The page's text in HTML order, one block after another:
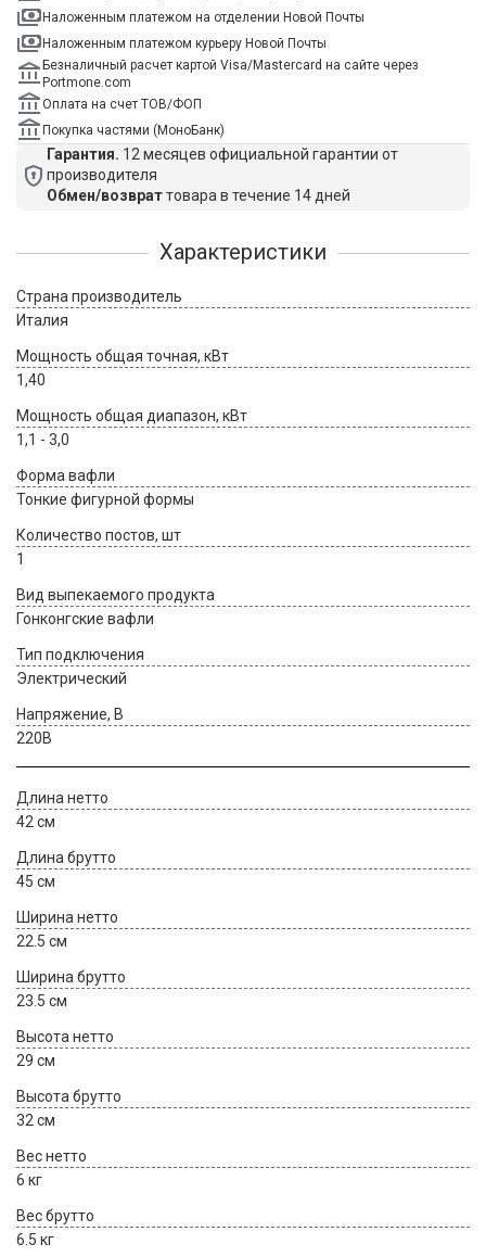
Наложенным платежом на отделении Новой Почты
Наложенным платежом курьеру Новой Почты
Безналичный расчет картой Visa/Mastercard на сайте через
Portmone.com
Оплата на счет ТОВ/ФОП
Покупка частями (МоноБанк)
Гарантия. 12 месяцев официальной гарантии от
производителя
Обмен/возвраттовара в течение 14 дней
Характеристики
Страна производитель
Италия
Мощность общая точная, кВт
1,40
Мощность общая диапазон, кВт
1,1 - 3,0
Форма вафли
Тонкие фигурной формы
Количество постов, шт
1
Вид выпекаемого продукта
Гонконгские вафли
Тип подключения
Электрический
Напряжение, В
220В
Длина нетто
42 см
Длина брутто
45 см
Ширина нетто
22.5 см
Ширина брутто
23.5 см
Высота нетто
29 см
Высота брутто
32 см
Вес нетто
6 кг
Вес брутто
6.5 кг